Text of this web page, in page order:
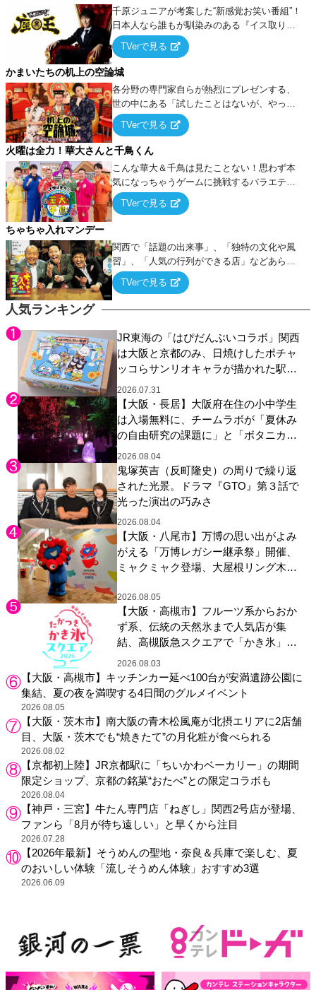
人気ランキング
JR東海の「はぴだんぶいコラボ」関西
は大阪と京都のみ、日焼けしたポチャ
ッコらサンリオキャラが描かれた駅弁
やグッズが登場
2026.07.31
【大阪・長居】大阪府在住の小中学生
は入場無料に、チームラボが「夏休み
の自由研究の課題に」と「ボタニカル
ガーデン 大阪」へ招待
2026.08.04
鬼塚英吉（反町隆史）の周りで繰り返
された光景。ドラマ『GTO』第３話で
光った演出の巧みさ
2026.08.04
【大阪・八尾市】万博の思い出がよみ
がえる「万博レガシー継承祭」開催、
ミャクミャク登場、大屋根リング木材
展示も
2026.08.05
【大阪・高槻市】フルーツ系からおか
ず系、伝統の天然氷まで人気店が集
結、高槻阪急スクエアで「かき氷」祭
り
2026.08.03
【大阪・高槻市】キッチンカー延べ100台が安満遺跡公園に
集結、夏の夜を満喫する4日間のグルメイベント
2026.08.05
【大阪・茨木市】南大阪の青木松風庵が北摂エリアに2店舗
目、大阪・茨木でも“焼きたて”の月化粧が食べられる
2026.08.02
【京都初上陸】JR京都駅に「ちいかわベーカリー」の期間
限定ショップ、京都の銘菓“おたべ”との限定コラボも
2026.08.04
【神戸・三宮】牛たん専門店「ねぎし」関西2号店が登場、
ファンら「8月が待ち遠しい」と早くから注目
2026.07.28
【2026年最新】そうめんの聖地・奈良＆兵庫で楽しむ、夏
のおいしい体験「流しそうめん体験」おすすめ3選
2026.06.09
千原ジュニアが考案した“新感覚お笑い番組”！
日本人なら誰もが馴染みのある『イス取りゲ
ーム』をベースに、大喜利・ギャグ・モノボ
ケ・歌…など様々なお題で芸人がショートネ
タを競い合う！
TVerで見る
かまいたちの机上の空論城
各分野の専門家自らが熱烈にプレゼンする、
世の中にある「試したことはないが、やって
みたらこうなる！…ハズ」という“机上の空
論”に若手芸人らがカラダを張って挑む！
TVerで見る
火曜は全力！華大さんと千鳥くん
こんな華大＆千鳥は見たことない！思わず本
気になっちゃうゲームに挑戦するバラエティ
ー！
TVerで見る
ちゃちゃ入れマンデー
関西で「話題の出来事」、「独特の文化や風
習」、「人気の行列ができる店」などあらゆ
るテーマについて好き放題にちゃちゃを入れ
ていく関西色を前面に押し出したトークバラ
TVerで見る